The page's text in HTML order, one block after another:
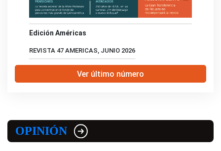
Edición Américas
REVISTA 47 AMERICAS, JUNIO 2026
Ver último número
OPINIÓN